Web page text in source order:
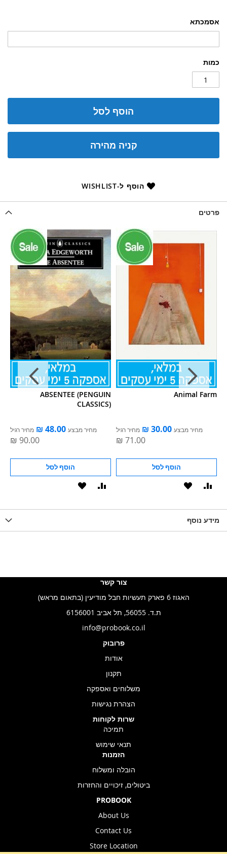
אסמכתא
כמות
הוסף לסל
קניה מהירה
הוסף ל-WISHLIST
פרטים
ABSENTEE (PENGUIN
CLASSICS)
מחיר מבצע מחיר רגיל
הוסף לסל
הוסף
Animal Farm
מחיר מבצע מחיר רגיל
הוסף לסל
הוסף
מידע נוסף
צור קשר
האגוז 6 פארק תעשיות חבל מודיעין (בתאום מראש)
ת.ד. 56055, תל אביב 6156001
info@probook.co.il
פרובוק
אודות
תקנון
משלוחים ואספקה
הצהרת נגישות
שרות לקוחות
תמיכה
תנאי שימוש
הזמנות
הובלה ומשלוח
ביטולים, זיכויים והחזרות
PROBOOK
About Us
Contact Us
Store Location